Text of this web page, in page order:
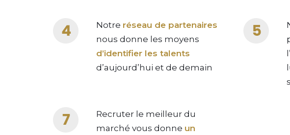
Notre réseau de partenaires
nous donne les moyens
d’identifier les talents
d’aujourd’hui et de demain
Recruter le meilleur du
marché vous donne un